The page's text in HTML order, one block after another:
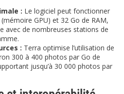
: Le logiciel peut fonctionner
(mémoire GPU) et 32 Go de RAM,
avec de nombreuses stations de
: Terra optimise l’utilisation de
300 à 400 photos par Go de
jusqu’à 30 000 photos par